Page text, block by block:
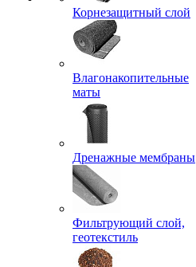
Корнезащитный слой
Влагонакопительные
маты
Дренажные мембраны
Фильтрующий слой,
геотекстиль